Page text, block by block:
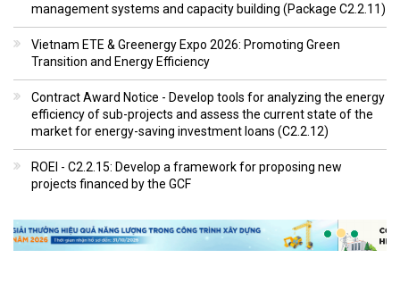
management systems and capacity building (Package C2.2.11)
Vietnam ETE & Greenergy Expo 2026: Promoting Green
Transition and Energy Efficiency
Contract Award Notice - Develop tools for analyzing the energy
efficiency of sub-projects and assess the current state of the
market for energy-saving investment loans (C2.2.12)
ROEI - C2.2.15: Develop a framework for proposing new
projects financed by the GCF